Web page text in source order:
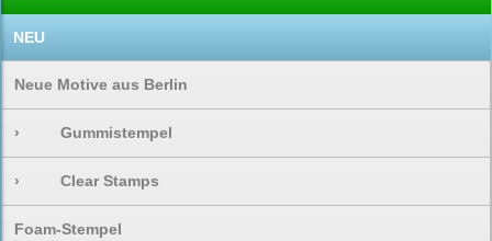
NEU
Neue Motive aus Berlin
› Gummistempel
› Clear Stamps
Foam-Stempel